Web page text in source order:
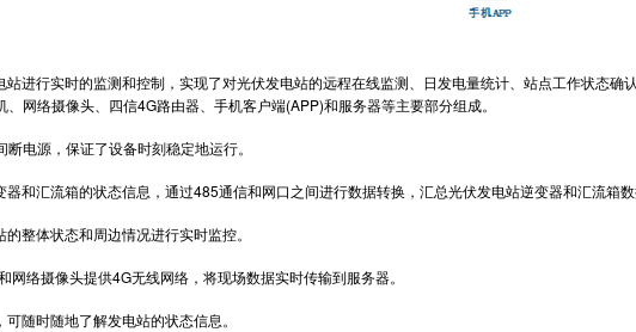
行实时的监测和控制，实现了对光伏发电站的远程在线监测、日发电量统计、站点工作状态确
网络摄像头、四信4G路由器、手机客户端(APP)和服务器等主要部分组成。
源，保证了设备时刻稳定地运行。
汇流箱的状态信息，通过485通信和网口之间进行数据转换，汇总光伏发电站逆变器和汇流箱数
体状态和周边情况进行实时监控。
络摄像头提供4G无线网络，将现场数据实时传输到服务器。
时随地了解发电站的状态信息。